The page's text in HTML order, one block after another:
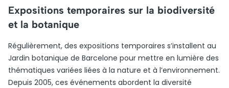
Expositions temporaires sur la biodiversité
et la botanique
Régulièrement, des expositions temporaires s’installent au
Jardin botanique de Barcelone pour mettre en lumière des
thématiques variées liées à la nature et à l’environnement.
Depuis 2005, ces événements abordent la diversité